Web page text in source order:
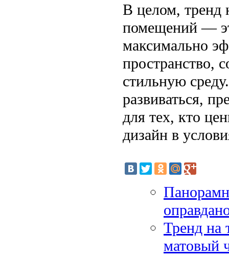
В целом, тренд
помещений —
максимально
пространство,
стильную
развиваться,
для тех, кто
дизайн в
Тренд на
матовый